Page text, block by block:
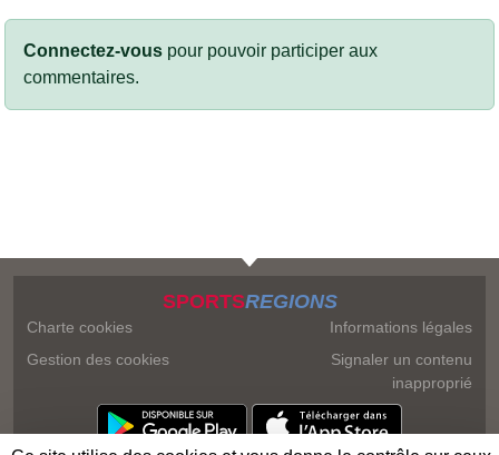
Connectez-vous pour pouvoir participer aux
commentaires.
SPORTSREGIONS
Charte cookies
Gestion des cookies
Informations légales
Signaler un contenu
inapproprié